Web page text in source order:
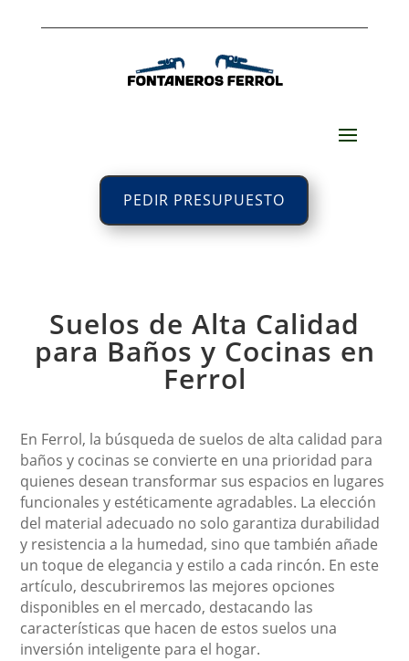
PEDIR PRESUPUESTO
Suelos de Alta Calidad
para Baños y Cocinas en
Ferrol
En Ferrol, la búsqueda de suelos de alta calidad para
baños y cocinas se convierte en una prioridad para
quienes desean transformar sus espacios en lugares
funcionales y estéticamente agradables. La elección
del material adecuado no solo garantiza durabilidad
y resistencia a la humedad, sino que también añade
un toque de elegancia y estilo a cada rincón. En este
artículo, descubriremos las mejores opciones
disponibles en el mercado, destacando las
características que hacen de estos suelos una
inversión inteligente para el hogar.